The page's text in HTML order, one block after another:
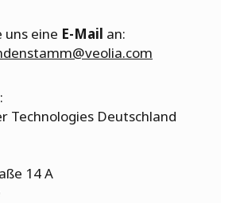
uns eine E-Mail an:
Technologies Deutschland
14 A